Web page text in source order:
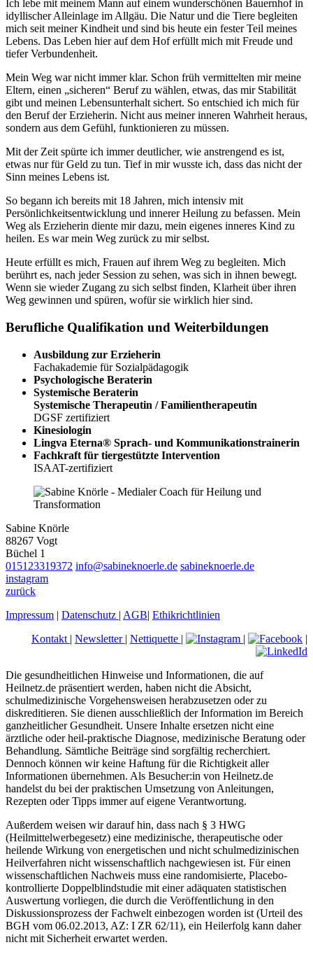
Ich lebe mit meinem Mann auf einem wunderschönen Bauernhof in
idyllischer Alleinlage im Allgäu. Die Natur und die Tiere begleiten
mich seit meiner Kindheit und sind bis heute ein fester Teil meines
Lebens. Das Leben hier auf dem Hof erfüllt mich mit Freude und
tiefer Verbundenheit.
Mein Weg war nicht immer klar. Schon früh vermittelten mir meine
Eltern, einen „sicheren“ Beruf zu wählen, etwas, das mir Stabilität
gibt und meinen Lebensunterhalt sichert. So entschied ich mich für
den Beruf der Erzieherin. Nicht aus meiner inneren Wahrheit heraus,
sondern aus dem Gefühl, funktionieren zu müssen.
Mit der Zeit spürte ich immer deutlicher, wie anstrengend es ist,
etwas nur für Geld zu tun. Tief in mir wusste ich, dass das nicht der
Sinn meines Lebens ist.
So begann ich bereits mit 18 Jahren, mich intensiv mit
Persönlichkeitsentwicklung und innerer Heilung zu befassen. Mein
Weg als Erzieherin diente mir dazu, mein eigenes inneres Kind zu
heilen. Es war mein Weg zurück zu mir selbst.
Heute erfüllt es mich, Frauen auf ihrem Weg zu begleiten. Mich
berührt es, nach jeder Session zu sehen, was sich in ihnen bewegt.
Wenn sie wieder Zugang zu sich selbst finden, Klarheit über ihren
Weg gewinnen und spüren, wofür sie wirklich hier sind.
Berufliche Qualifikation und Weiterbildungen
Ausbildung zur Erzieherin
Fachakademie für Sozialpädagogik
Psychologische Beraterin
Systemische Beraterin
Systemische Therapeutin / Familientherapeutin
DGSF zertifiziert
Kinesiologin
Lingva Eterna® Sprach- und Kommunikationstrainerin
Fachkraft für tiergestützte Intervention
ISAAT-zertifiziert
Sabine Knörle
88267 Vogt
Büchel 1
015123319372 info@sabineknoerle.de sabineknoerle.de
instagram
zurück
Impressum | Datenschutz | AGB| Ethikrichtlinien
Kontakt | Newsletter | Nettiquette | | |
Die gesundheitlichen Hinweise und Informationen, die auf
Heilnetz.de präsentiert werden, haben nicht die Absicht,
schulmedizinische Vorgehensweisen herabzusetzen oder zu
diskreditieren. Sie dienen ausschließlich der Information im Bereich
ganzheitlicher Gesundheit. Unsere Inhalte ersetzen nicht eine
ärztliche oder heil-praktische Diagnose, medizinische Beratung oder
Behandlung. Sämtliche Beiträge sind sorgfältig recherchiert.
Dennoch können wir keine Haftung für die Richtigkeit aller
Informationen übernehmen. Als Besucher:in von Heilnetz.de
handelst du bei der praktischen Umsetzung von Anleitungen,
Rezepten oder Tipps immer auf eigene Verantwortung.
Außerdem weisen wir darauf hin, dass nach § 3 HWG
(Heilmittelwerbegesetz) eine medizinische, therapeutische oder
heilende Wirkung von energetischen und nicht schulmedizinischen
Heilverfahren nicht wissenschaftlich nachgewiesen ist. Für einen
wissenschaftlichen Nachweis muss eine randomisierte, Placebo-
kontrollierte Doppelblindstudie mit einer adäquaten statistischen
Auswertung vorliegen, die durch die Veröffentlichung in den
Diskussionsprozess der Fachwelt einbezogen worden ist (Urteil des
BGH vom 06.02.2013, AZ: I ZR 62/11), ein Heilerfolg kann daher
nicht mit Sicherheit erwartet werden.